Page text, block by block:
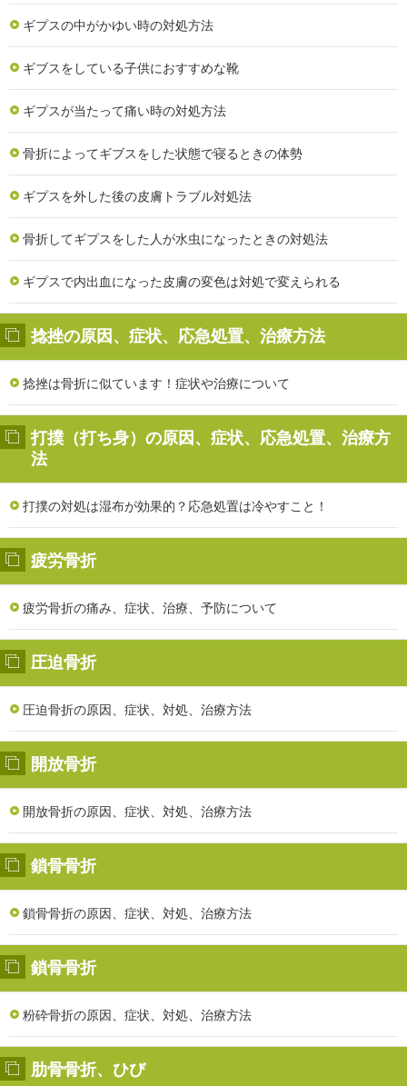
ギプスの中がかゆい時の対処方法
ギブスをしている子供におすすめな靴
ギプスが当たって痛い時の対処方法
骨折によってギブスをした状態で寝るときの体勢
ギプスを外した後の皮膚トラブル対処法
骨折してギプスをした人が水虫になったときの対処法
ギプスで内出血になった皮膚の変色は対処で変えられる
捻挫の原因、症状、応急処置、治療方法
捻挫は骨折に似ています！症状や治療について
打撲（打ち身）の原因、症状、応急処置、治療方
法
打撲の対処は湿布が効果的？応急処置は冷やすこと！
疲労骨折
疲労骨折の痛み、症状、治療、予防について
圧迫骨折
圧迫骨折の原因、症状、対処、治療方法
開放骨折
開放骨折の原因、症状、対処、治療方法
鎖骨骨折
鎖骨骨折の原因、症状、対処、治療方法
鎖骨骨折
粉砕骨折の原因、症状、対処、治療方法
肋骨骨折、ひび